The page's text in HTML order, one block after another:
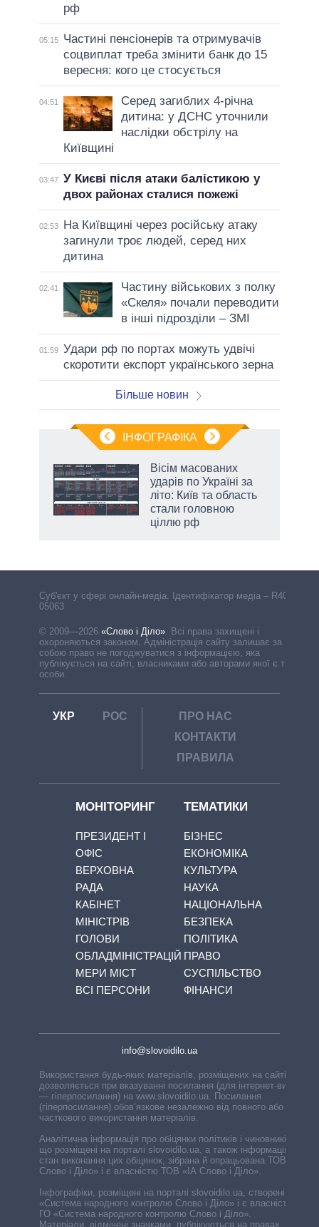
рф
05:15
Частині пенсіонерів та отримувачів
соцвиплат треба змінити банк до 15
вересня: кого це стосується
04:51
Серед загиблих 4-річна
дитина: у ДСНС уточнили
наслідки обстрілу на
Київщині
03:47 У Києві після атаки балістикою у
двох районах сталися пожежі
02:53
На Київщині через російську атаку
загинули троє людей, серед них
дитина
02:41
Частину військових з полку
«Скеля» почали переводити
в інші підрозділи – ЗМІ
01:59 Удари рф по портах можуть удвічі
скоротити експорт українського зерна
Більше новин
ІНФОГРАФІКА
Вісім масованих
ударів по Україні за
літо: Київ та область
стали головною
ціллю рф
Cуб'єкт у сфері онлайн-медіа. Ідентифікатор медіа – R40-
05063
© 2009—2026 «Слово і Діло» Всі права захищені і
охороняються законом. Адміністрація сайту залишає за
собою право не погоджуватися з інформацією, яка
публікується на сайті, власниками або авторами якої є треті
особи.
УКР РОС
ПРО НАС
КОНТАКТИ
ПРАВИЛА
МОНІТОРИНГ
ПРЕЗИДЕНТ І
ОФІС
ВЕРХОВНА
РАДА
КАБІНЕТ
МІНІСТРІВ
ГОЛОВИ
ОБЛАДМІНІСТРАЦІЙ
МЕРИ МІСТ
ВСІ ПЕРСОНИ
ТЕМАТИКИ
БІЗНЕС
ЕКОНОМІКА
КУЛЬТУРА
НАУКА
НАЦІОНАЛЬНА
БЕЗПЕКА
ПОЛІТИКА
ПРАВО
СУСПІЛЬСТВО
ФІНАНСИ
info@slovoidilo.ua
Використання будь-яких матеріалів, розміщених на сайті,
дозволяється при вказуванні посилання (для інтернет-видань
— гіперпосилання) на www.slovoidilo.ua. Посилання
(гіперпосилання) обов’язкове незалежно від повного або
часткового використання матеріалів.
Аналітична інформація про обіцянки політиків і чиновників,
що розміщені на порталі slovoidilo.ua, а також інформація про
стан виконання цих обіцянок, зібрана й опрацьована ТОВ «ІА
Слово і Діло» і є власністю ТОВ «ІА Слово і Діло».
Інфографіки, розміщені на порталі slovoidilo.ua, створені ГО
«Система народного контролю Слово і Діло» і є власністю
ГО «Система народного контролю Слово і Діло».
Матеріали, відмічені значками, публікуються на правах